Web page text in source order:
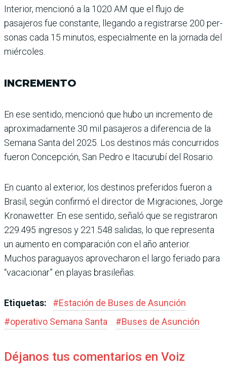
Interior, mencionó a la 1020 AM que el flujo de
pasajeros fue constante, lle­gando a registrarse 200 per­
sonas cada 15 minutos, espe­cialmente en la jornada del
miércoles.
INCREMENTO
En ese sentido, mencionó que hubo un incremento de
apro­ximadamente 30 mil pasaje­ros a diferencia de la
Semana Santa del 2025. Los destinos más concurridos
fueron Con­cepción, San Pedro e Itacu­rubí del Rosario.
En cuanto al exterior, los des­tinos preferidos fueron a
Bra­sil, según confirmó el director de Migraciones, Jorge
Kro­nawetter. En ese sentido, señaló que se registraron
229.495 ingresos y 221.548 salidas, lo que representa
un aumento en comparación con el año anterior.
Muchos para­guayos aprovecharon el largo feriado para
“vacacionar” en playas brasileñas.
Etiquetas: #Estación de Buses de Asunción
#operativo Semana Santa #Buses de Asunción
Déjanos tus comentarios en Voiz